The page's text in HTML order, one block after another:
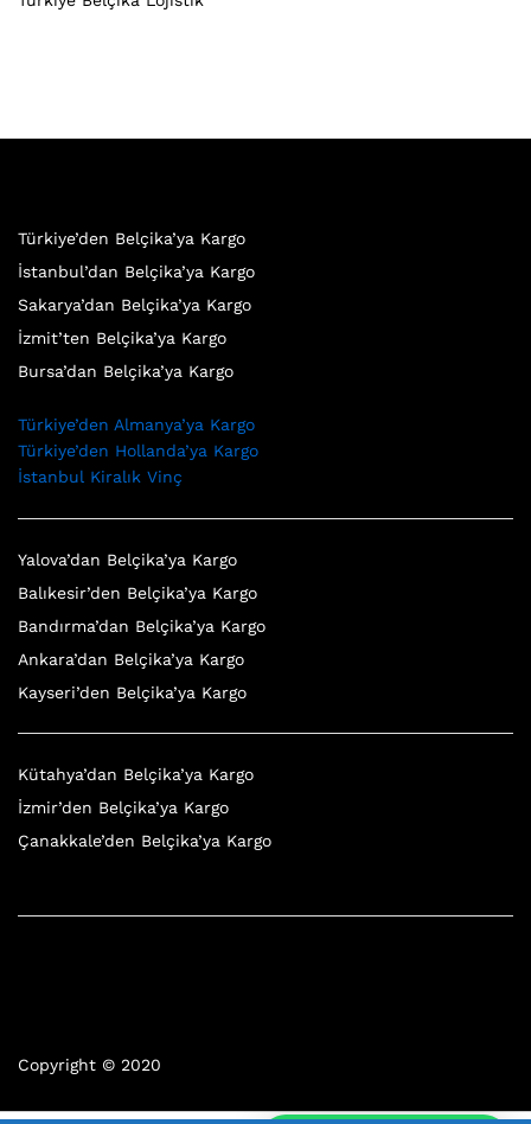
Türkiye’den Belçika’ya Kargo
İstanbul’dan Belçika’ya Kargo
Sakarya’dan Belçika’ya Kargo
İzmit’ten Belçika’ya Kargo
Bursa’dan Belçika’ya Kargo
Türkiye’den Almanya’ya Kargo
Türkiye’den Hollanda’ya Kargo
İstanbul Kiralık Vinç
Yalova’dan Belçika’ya Kargo
Balıkesir’den Belçika’ya Kargo
Bandırma’dan Belçika’ya Kargo
Ankara’dan Belçika’ya Kargo
Kayseri’den Belçika’ya Kargo
Kütahya’dan Belçika’ya Kargo
İzmir’den Belçika’ya Kargo
Çanakkale’den Belçika’ya Kargo
Copyright © 2020